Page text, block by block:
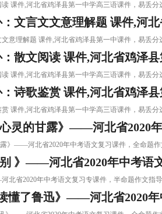
课件,河北省鸡泽县第一中学高三语课件，易丢
文言文文意理解题 课件,河
意理解题 课件,河北省鸡泽县第一中课件，易丢
散文阅读 课件,河北省鸡泽
课件,河北省鸡泽县第一中学高三语课件，易丢
诗歌鉴赏 课件,河北省鸡泽
课件,河北省鸡泽县第一中学高三语课件，易丢
灵的甘露》——河北省2020
露》——河北省2020年中考语文复习课件，全命题
》——河北省2020年中考语
北省2020年中考语文复习专课件，半命题作文
懂了鲁迅》——河北省2020年